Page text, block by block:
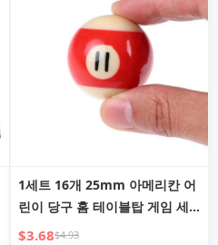
1세트 16개 25mm 아메리칸 어
린이 당구 홈 테이블탑 게임 세
트 미니 당구공 풀볼 완비 게임
$3.68$4.93